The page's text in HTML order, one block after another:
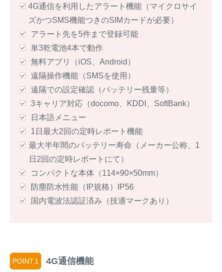
4G通信を利用したアラート機能（マイクロサイ
ズかつSMS機能つきのSIMカードが必要）
アラート先を5件まで登録可能
単3乾電池4本で動作
無料アプリ（iOS、Android）
遠隔操作機能（SMSを使用）
遠隔での設定確認（バッテリー残量等）
3キャリア対応（docomo、KDDI、SoftBank）
日本語メニュー
1日最大2回の定時レポート機能
最大半年間のバッテリー寿命（メーカー公称、1
日2回の定時レポートにて）
コンパクトな本体（114×90×50mm）
防塵防水性能（IP規格）IP56
国内電波法認証済み（技適マークあり）
POINT.1 4G通信機能